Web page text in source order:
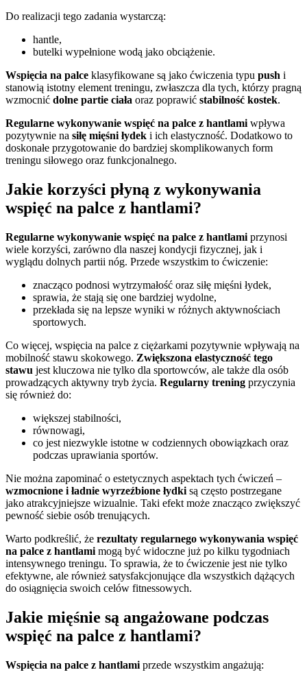
Do realizacji tego zadania wystarczą:
hantle,
butelki wypełnione wodą jako obciążenie.
Wspięcia na palce klasyfikowane są jako ćwiczenia typu push i
stanowią istotny element treningu, zwłaszcza dla tych, którzy pragną
wzmocnić dolne partie ciała oraz poprawić stabilność kostek.
Regularne wykonywanie wspięć na palce z hantlami wpływa
pozytywnie na siłę mięśni łydek i ich elastyczność. Dodatkowo to
doskonałe przygotowanie do bardziej skomplikowanych form
treningu siłowego oraz funkcjonalnego.
Jakie korzyści płyną z wykonywania
wspięć na palce z hantlami?
Regularne wykonywanie wspięć na palce z hantlami przynosi
wiele korzyści, zarówno dla naszej kondycji fizycznej, jak i
wyglądu dolnych partii nóg. Przede wszystkim to ćwiczenie:
znacząco podnosi wytrzymałość oraz siłę mięśni łydek,
sprawia, że stają się one bardziej wydolne,
przekłada się na lepsze wyniki w różnych aktywnościach
sportowych.
Co więcej, wspięcia na palce z ciężarkami pozytywnie wpływają na
mobilność stawu skokowego. Zwiększona elastyczność tego
stawu jest kluczowa nie tylko dla sportowców, ale także dla osób
prowadzących aktywny tryb życia. Regularny trening przyczynia
się również do:
większej stabilności,
równowagi,
co jest niezwykle istotne w codziennych obowiązkach oraz
podczas uprawiania sportów.
Nie można zapominać o estetycznych aspektach tych ćwiczeń –
wzmocnione i ładnie wyrzeźbione łydki są często postrzegane
jako atrakcyjniejsze wizualnie. Taki efekt może znacząco zwiększyć
pewność siebie osób trenujących.
Warto podkreślić, że rezultaty regularnego wykonywania wspięć
na palce z hantlami mogą być widoczne już po kilku tygodniach
intensywnego treningu. To sprawia, że to ćwiczenie jest nie tylko
efektywne, ale również satysfakcjonujące dla wszystkich dążących
do osiągnięcia swoich celów fitnessowych.
Jakie mięśnie są angażowane podczas
wspięć na palce z hantlami?
Wspięcia na palce z hantlami przede wszystkim angażują: